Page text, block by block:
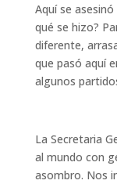
Aquí se
qué se hizo?
diferente,
que pasó aquí
algunos
La Secretaria
al mundo con
asombro. Nos